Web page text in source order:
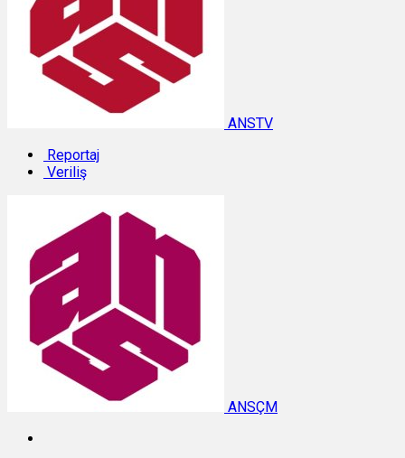
ANSTV
Reportaj
Veriliş
ANSÇM